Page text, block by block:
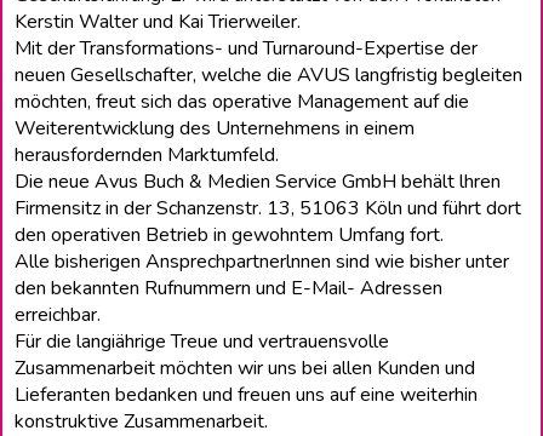
Kerstin Walter und Kai Trierweiler.
Mit der Transformations- und Turnaround-Expertise der
neuen Gesellschafter, welche die AVUS langfristig begleiten
möchten, freut sich das operative Management auf die
Weiterentwicklung des Unternehmens in einem
herausfordernden Marktumfeld.
Die neue Avus Buch & Medien Service GmbH behält lhren
Firmensitz in der Schanzenstr. 13, 51063 Köln und führt dort
den operativen Betrieb in gewohntem Umfang fort.
Alle bisherigen Ansprechpartnerlnnen sind wie bisher unter
den bekannten Rufnummern und E-Mail- Adressen
erreichbar.
Für die langiährige Treue und vertrauensvolle
Zusammenarbeit möchten wir uns bei allen Kunden und
Lieferanten bedanken und freuen uns auf eine weiterhin
konstruktive Zusammenarbeit.